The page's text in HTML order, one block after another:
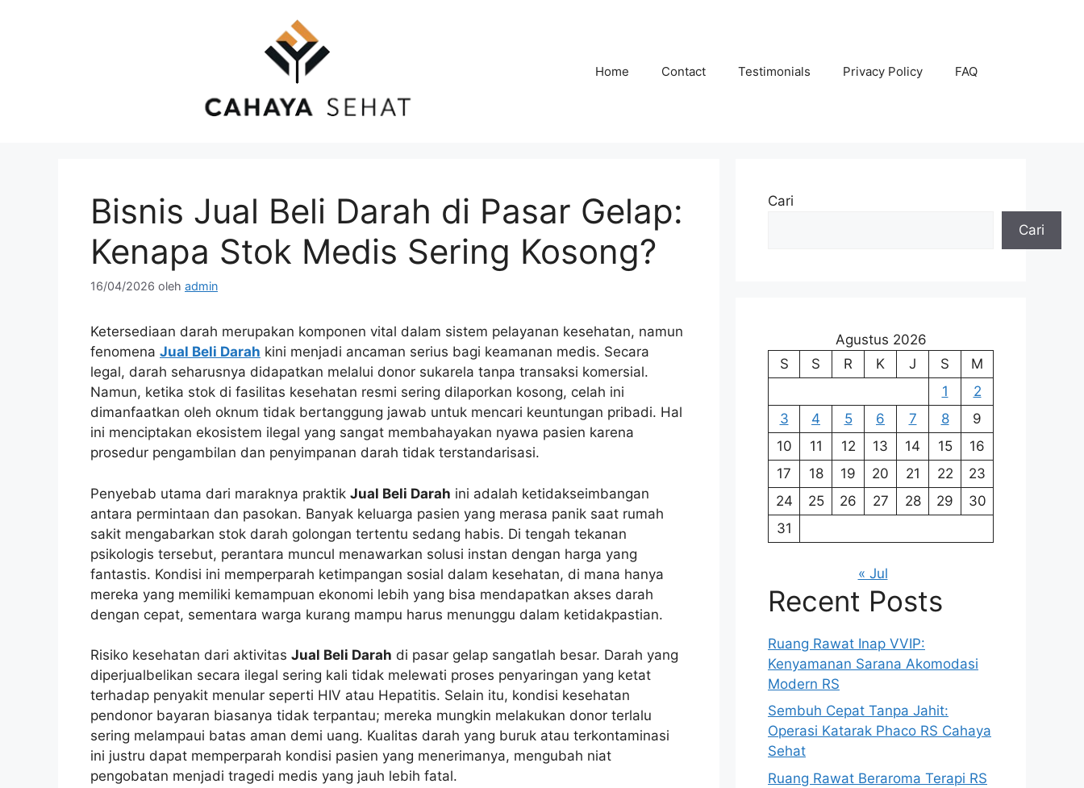
Home Contact Testimonials Privacy Policy FAQ
Bisnis Jual Beli Darah di Pasar Gelap:
Kenapa Stok Medis Sering Kosong?
16/04/2026 oleh admin
Ketersediaan darah merupakan komponen vital dalam sistem pelayanan kesehatan, namun
fenomena Jual Beli Darah kini menjadi ancaman serius bagi keamanan medis. Secara
legal, darah seharusnya didapatkan melalui donor sukarela tanpa transaksi komersial.
Namun, ketika stok di fasilitas kesehatan resmi sering dilaporkan kosong, celah ini
dimanfaatkan oleh oknum tidak bertanggung jawab untuk mencari keuntungan pribadi. Hal
ini menciptakan ekosistem ilegal yang sangat membahayakan nyawa pasien karena
prosedur pengambilan dan penyimpanan darah tidak terstandarisasi.
Penyebab utama dari maraknya praktik Jual Beli Darah ini adalah ketidakseimbangan
antara permintaan dan pasokan. Banyak keluarga pasien yang merasa panik saat rumah
sakit mengabarkan stok darah golongan tertentu sedang habis. Di tengah tekanan
psikologis tersebut, perantara muncul menawarkan solusi instan dengan harga yang
fantastis. Kondisi ini memperparah ketimpangan sosial dalam kesehatan, di mana hanya
mereka yang memiliki kemampuan ekonomi lebih yang bisa mendapatkan akses darah
dengan cepat, sementara warga kurang mampu harus menunggu dalam ketidakpastian.
Risiko kesehatan dari aktivitas Jual Beli Darah di pasar gelap sangatlah besar. Darah yang
diperjualbelikan secara ilegal sering kali tidak melewati proses penyaringan yang ketat
terhadap penyakit menular seperti HIV atau Hepatitis. Selain itu, kondisi kesehatan
pendonor bayaran biasanya tidak terpantau; mereka mungkin melakukan donor terlalu
sering melampaui batas aman demi uang. Kualitas darah yang buruk atau terkontaminasi
ini justru dapat memperparah kondisi pasien yang menerimanya, mengubah niat
pengobatan menjadi tragedi medis yang jauh lebih fatal.
Cari
Cari
Agustus 2026
S
S R K J S
M
1
2
3
4 5 6 7 8
9
10
11 12 13 14 15
16
17
18 19 20 21 22
23
24
25 26 27 28 29
30
31
« Jul
Recent Posts
Ruang Rawat Inap VVIP:
Kenyamanan Sarana Akomodasi
Modern RS
Sembuh Cepat Tanpa Jahit:
Operasi Katarak Phaco RS Cahaya
Sehat
Ruang Rawat Beraroma Terapi RS